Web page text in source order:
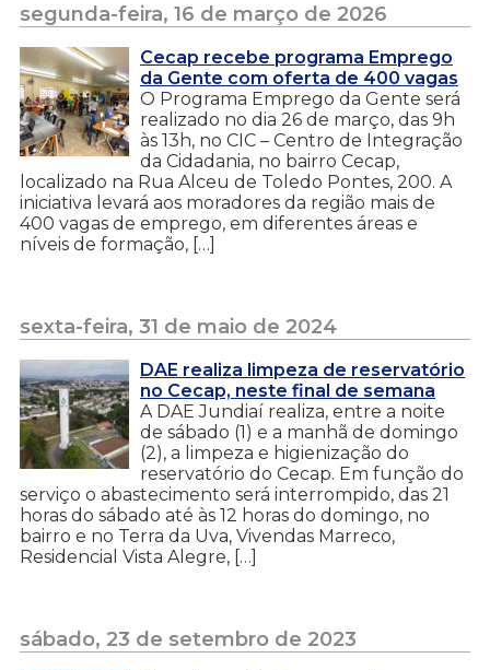
segunda-feira, 16 de março de 2026
Cecap recebe programa Emprego
da Gente com oferta de 400 vagas
O Programa Emprego da Gente será
realizado no dia 26 de março, das 9h
às 13h, no CIC – Centro de Integração
da Cidadania, no bairro Cecap,
localizado na Rua Alceu de Toledo Pontes, 200. A
iniciativa levará aos moradores da região mais de
400 vagas de emprego, em diferentes áreas e
níveis de formação, […]
sexta-feira, 31 de maio de 2024
DAE realiza limpeza de reservatório
no Cecap, neste final de semana
A DAE Jundiaí realiza, entre a noite
de sábado (1) e a manhã de domingo
(2), a limpeza e higienização do
reservatório do Cecap. Em função do
serviço o abastecimento será interrompido, das 21
horas do sábado até às 12 horas do domingo, no
bairro e no Terra da Uva, Vivendas Marreco,
Residencial Vista Alegre, […]
sábado, 23 de setembro de 2023